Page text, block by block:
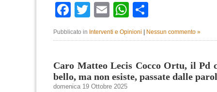
Facebook
Twitter
EmailWhatsApp
Pubblicato in Interventi e Opinioni | Nessun commento »
Caro Matteo Lecis Cocco Ortu, il Pd
bello, ma non esiste, passate dalle
domenica 19 Ottobre 2025